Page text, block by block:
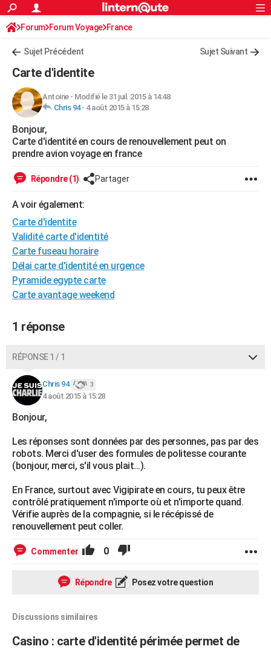
ACTUALITÉS
Politique
Société
Faits Divers
Education
Monde
Villes
+
FINANCE
Retraite
Impôts
Epargne
Immobilier
Risques naturels par ville
Banque
Assurance
Crédit
AUTO
Essais
Réserver un essai
Citadines
Berlines
SUV
Forum auto
+HIGH-TECH
Mobiles
Meilleur smartphone
Internet
Ordinateurs
Jeux vidéo
Guide high-tech
+
Forum
Aménagement intérieur
Extérieur
Cuisine
Salle de bains
Jardinage
Rangement
WEEK-END
Guides de France
Escapades
Patrimoine
Expositions
Musées
Week-end nature
+LIFESTYLE
Art de vivre
Bien-être
Loisirs
Mode
Modes de vie
SANTE
Alimentation
Guide de la santé
Maladies
Médicaments
Sommeil
VOYAGE
Destinations
City break
Voyage nature
Voyage de noces
Forum
Climat
+PHOTO
BONS PLANS
CARTE DE VOEUX
Carte de Noël
Carte Bonne année
Carte Saint-Valentin
Carte Pâques
Carte d'anniversaire
DICTIONNAIRE
Dictionnaire
Biographies
Citations
Expressions
Proverbes
S'inscrire
Se connecter
Lycées
Collèges
Primaires
Universités
Entreprises
Service militaire
Avis de recherche
AVIS DE DÉCÈS
Bricolage
Lifestyle
Culture
Sport
Auto
Television
Voyage
Cinema
S'inscrire
Connexion
Forum Forum Voyage France
Sujet Précédent Sujet Suivant
Carte d'identite
Antoine- Modifié le 31 juil. 2015 à 14:48
Chris 94- 4 août 2015 à 15:28
Bonjour,
Carte d'identité en cours de renouvellement peut on
prendre avion voyage en france
Répondre (1) Partager
A voir également:
Carte d'identite
Validité carte d'identité
Carte fuseau horaire
Délai carte d'identité en urgence
Pyramide egypte carte
Carte avantage weekend
1 réponse
RÉPONSE 1 / 1
Chris 94 3
4 août 2015 à 15:28
Bonjour,
Les réponses sont données par des personnes, pas par des
robots. Merci d'user des formules de politesse courante
(bonjour, merci, s'il vous plait...).
En France, surtout avec Vigipirate en cours, tu peux être
contrôlé pratiquement n'importe où et n'importe quand.
Vérifie auprès de la compagnie, si le récépissé de
renouvellement peut coller.
Commenter 0
Répondre Posez votre question
Discussions similaires
Casino : carte d'identité périmée permet de